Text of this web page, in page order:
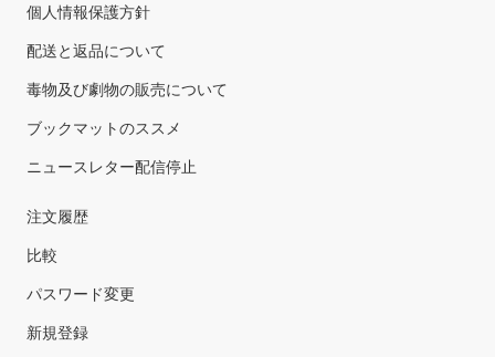
個人情報保護方針
配送と返品について
毒物及び劇物の販売について
ブックマットのススメ
ニュースレター配信停止
注文履歴
比較
パスワード変更
新規登録